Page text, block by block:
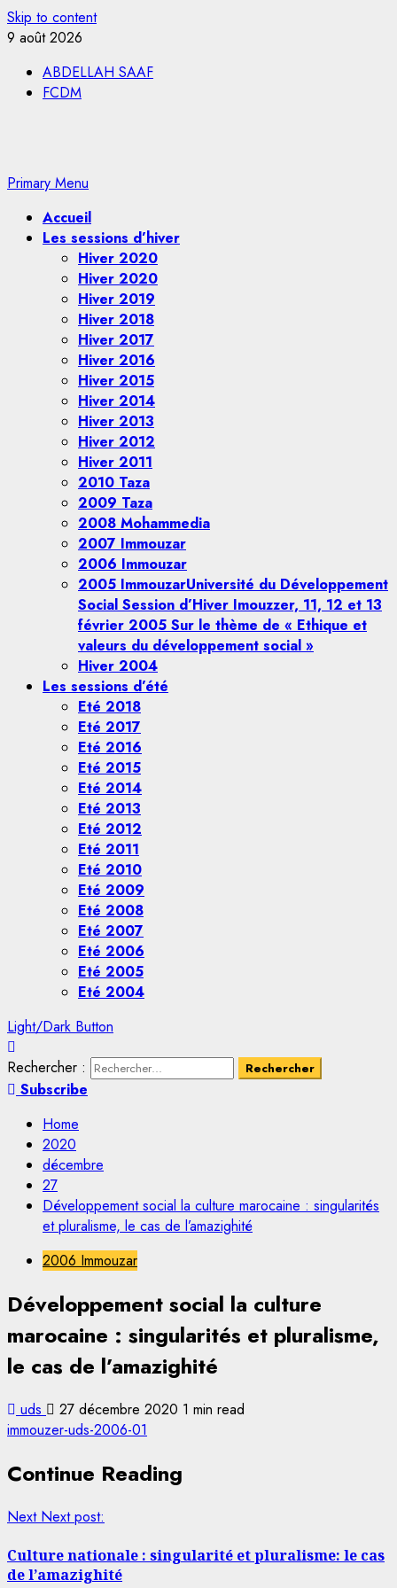
Skip to content
9 août 2026
ABDELLAH SAAF
FCDM
Primary Menu
Accueil
Les sessions d’hiver
Hiver 2020
Hiver 2020
Hiver 2019
Hiver 2018
Hiver 2017
Hiver 2016
Hiver 2015
Hiver 2014
Hiver 2013
Hiver 2012
Hiver 2011
2010 Taza
2009 Taza
2008 Mohammedia
2007 Immouzar
2006 Immouzar
2005 ImmouzarUniversité du Développement
Social Session d’Hiver Imouzzer, 11, 12 et 13
février 2005 Sur le thème de « Ethique et
valeurs du développement social »
Hiver 2004
Les sessions d’été
Eté 2018
Eté 2017
Eté 2016
Eté 2015
Eté 2014
Eté 2013
Eté 2012
Eté 2011
Eté 2010
Eté 2009
Eté 2008
Eté 2007
Eté 2006
Eté 2005
Eté 2004
Light/Dark Button
Rechercher :
Subscribe
Home
2020
décembre
27
Développement social la culture marocaine : singularités
et pluralisme, le cas de l’amazighité
2006 Immouzar
Développement social la culture
marocaine : singularités et pluralisme,
le cas de l’amazighité
uds 27 décembre 2020 1 min read
immouzer-uds-2006-01
Continue Reading
Next Next post:
Culture nationale : singularité et pluralisme: le cas
de l’amazighité